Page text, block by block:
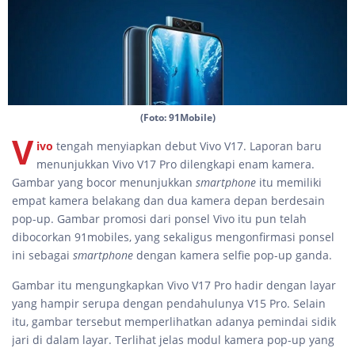
(Foto: 91Mobile)
V ivo tengah menyiapkan debut Vivo V17. Laporan baru
menunjukkan Vivo V17 Pro dilengkapi enam kamera.
Gambar yang bocor menunjukkan smartphone itu memiliki
empat kamera belakang dan dua kamera depan berdesain
pop-up. Gambar promosi dari ponsel Vivo itu pun telah
dibocorkan 91mobiles, yang sekaligus mengonfirmasi ponsel
ini sebagai smartphone dengan kamera selfie pop-up ganda.
Gambar itu mengungkapkan Vivo V17 Pro hadir dengan layar
yang hampir serupa dengan pendahulunya V15 Pro. Selain
itu, gambar tersebut memperlihatkan adanya pemindai sidik
jari di dalam layar. Terlihat jelas modul kamera pop-up yang